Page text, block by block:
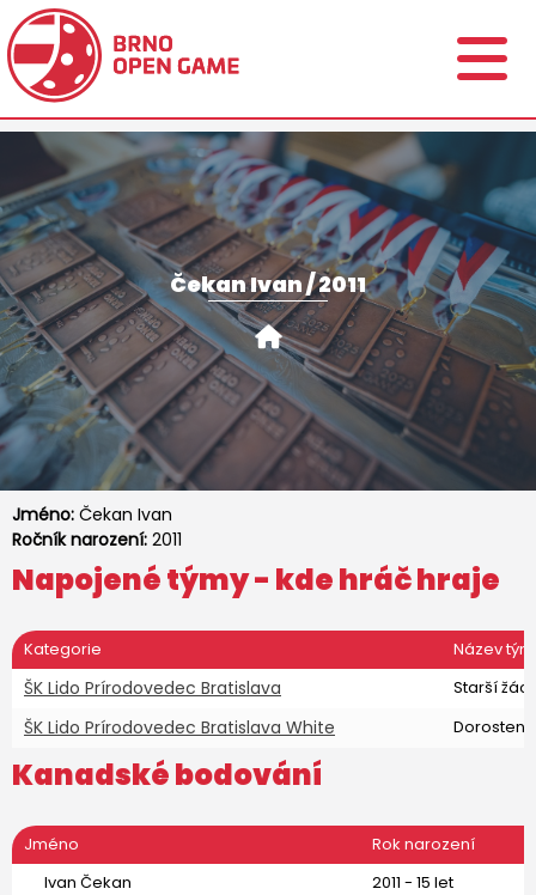
Čekan Ivan / 2011
Jméno: Čekan Ivan
Ročník narození: 2011
Napojené týmy - kde hráč hraje
Kategorie Název
ŠK Lido Prírodovedec Bratislava Starší žáci
ŠK Lido Prírodovedec Bratislava White Dorostenci
Kanadské bodování
Jméno
Rok narození
Ivan Čekan
2011 - 15 let